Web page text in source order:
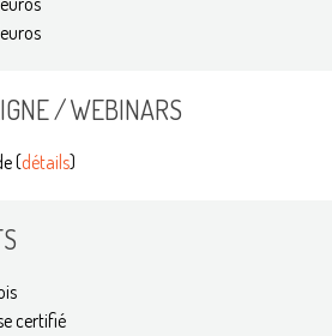
/ WEBINARS
(détails)
certifié